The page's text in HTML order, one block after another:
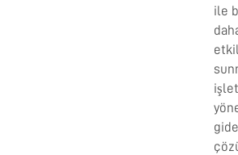
ile